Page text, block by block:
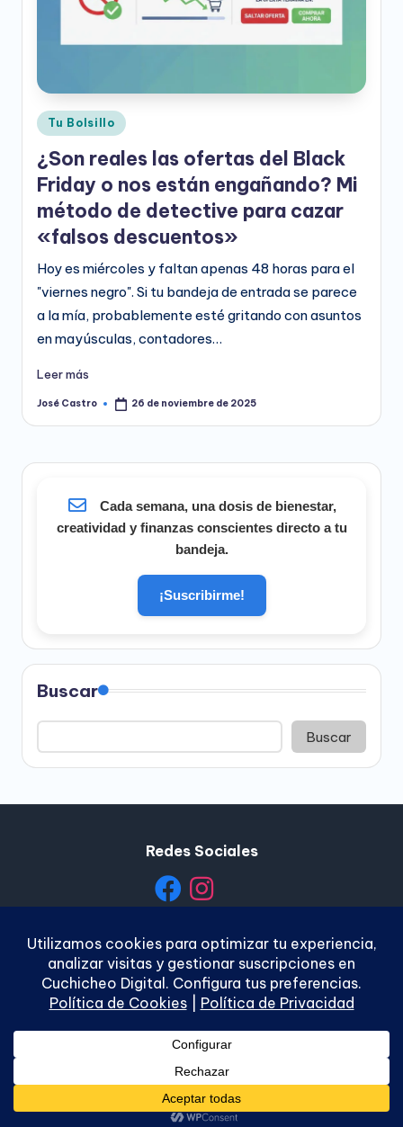
it
a
Publicado
en
Tu Bolsillo
¿Son reales las ofertas del Black
Friday o nos están engañando? Mi
método de detective para cazar
«falsos descuentos»
Hoy es miércoles y faltan apenas 48 horas para el
"viernes negro". Si tu bandeja de entrada se parece
a la mía, probablemente esté gritando con asuntos
en mayúsculas, contadores…
Leer más
Publicado
José Castro 26 de noviembre de 2025
Cada semana, una dosis de bienestar,
creatividad y finanzas conscientes directo a tu
bandeja.
¡Suscribirme!
Buscar
Buscar
Redes Sociales
Política de Privacidad | Política de Cookies
Términos y
Condiciones | Contacto
Copyright 2026 —Cuchicheo Digital. Todos los
derechos reservados.Bloghash WordPress Theme